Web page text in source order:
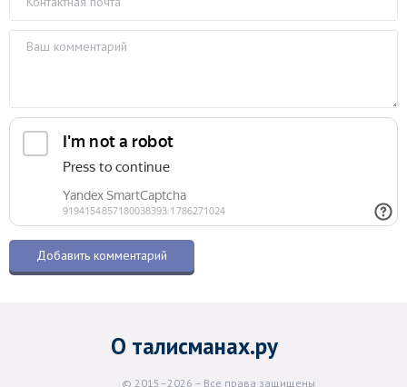
О талисманах.ру
© 2015–2026 – Все права защищены